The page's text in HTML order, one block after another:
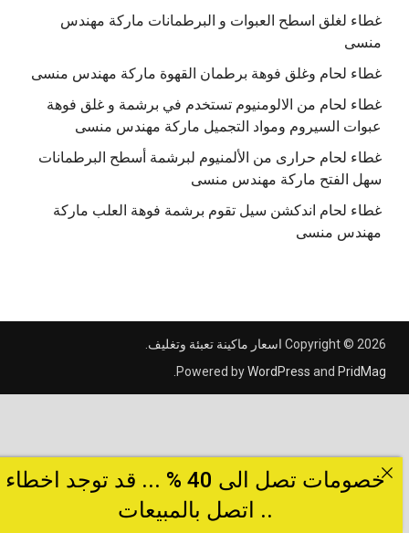
غطاء لغلق اسطح العبوات و البرطمانات ماركة مهندس
منسى
غطاء لحام وغلق فوهة برطمان القهوة ماركة مهندس منسى
غطاء لحام من الالومنيوم تستخدم في برشمة و غلق فوهة
عبوات السيروم ومواد التجميل ماركة مهندس منسى
غطاء لحام حرارى من الألمنيوم لبرشمة أسطح البرطمانات
سهل الفتح ماركة مهندس منسى
غطاء لحام اندكشن سيل تقوم برشمة فوهة العلب ماركة
مهندس منسى
Copyright © 2026اسعار ماكينة تعبئة وتغليف.
Powered byWordPressandPridMag
.
خصومات تصل الى 40 % ... قد توجد اخطاء
.. اتصل بالمبيعات